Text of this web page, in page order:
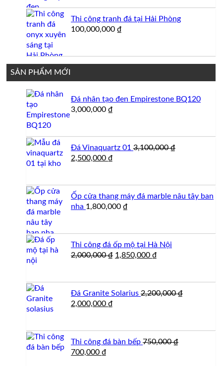
1,100,000 ₫.
Thi công tranh đá tại Hải Phòng
100,000,000 ₫
SẢN PHẨM MỚI
Đá nhân tạo đen Empirestone BQ120
3,000,000 ₫
Đá Vinaquartz 01 3,100,000₫
Giá
2,500,000 ₫
2,500,000 ₫.
Ốp cửa thang máy đá marble nâu tây ban
nha 1,800,000 ₫
Thi công đá ốp mộ tại Hà Nội
2,000,000₫ Giá
1,850,000 ₫
1,850,000 ₫.
Đá Granite Solarius 2,200,000₫
Giá
2,000,000 ₫
2,000,000 ₫.
Thi công đá bàn bếp 750,000₫
Giá
700,000 ₫